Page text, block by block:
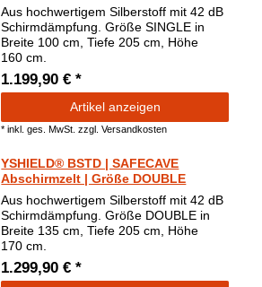
Aus hochwertigem Silberstoff mit 42 dB
Schirmdämpfung. Größe SINGLE in
Breite 100 cm, Tiefe 205 cm, Höhe
160 cm.
1.199,90 € *
Artikel anzeigen
*inkl. ges. MwSt. zzgl.Versandkosten
YSHIELD® BSTD | SAFECAVE
Abschirmzelt | Größe DOUBLE
Aus hochwertigem Silberstoff mit 42 dB
Schirmdämpfung. Größe DOUBLE in
Breite 135 cm, Tiefe 205 cm, Höhe
170 cm.
1.299,90 € *